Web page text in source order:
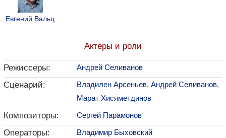
Евгений Вальц
Актеры и роли
Режиссеры: Андрей Селиванов
Сценарий: Владилен Арсеньев, Андрей Селиванов,
Марат Хисяметдинов
Композиторы: Сергей Парамонов
Операторы: Владимир Быховский